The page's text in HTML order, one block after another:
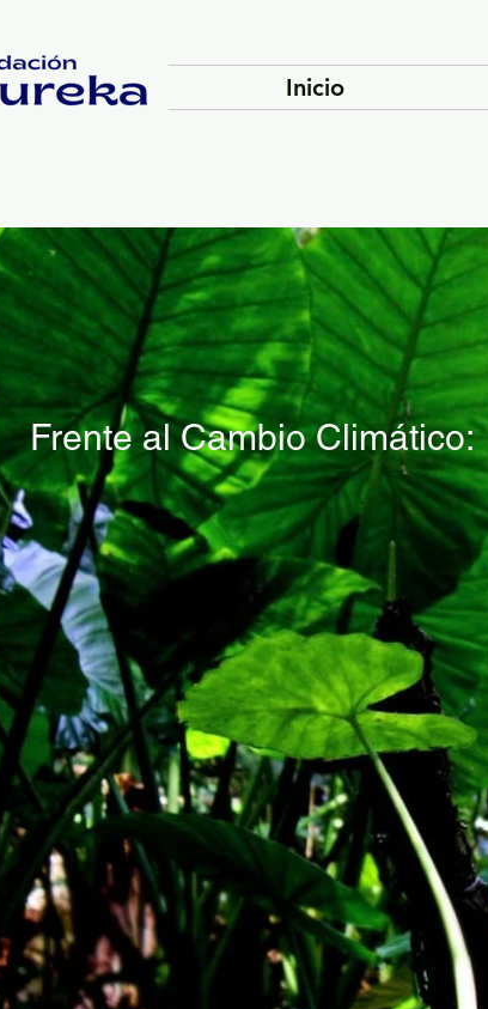
Inicio
Frente al Cambio Climático:
y
de
en áreas urbanas
y periurbanas